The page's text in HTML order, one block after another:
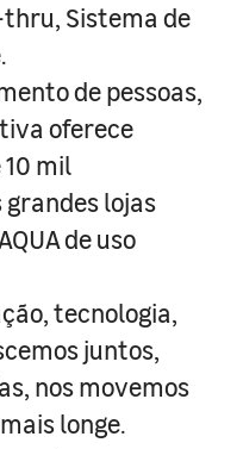
Sistema de
de pessoas,
oferece
mil
grandes lojas
de uso
tecnologia,
juntos,
nos movemos
longe.